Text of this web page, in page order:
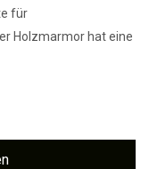
für
Holzmarmor hat eine